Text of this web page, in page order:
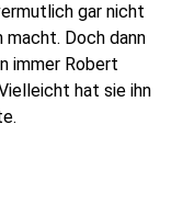
gar nicht
Doch dann
immer Robert
hat sie ihn